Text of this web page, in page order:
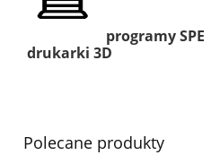
programy SPE
drukarki 3D
Polecane produkty